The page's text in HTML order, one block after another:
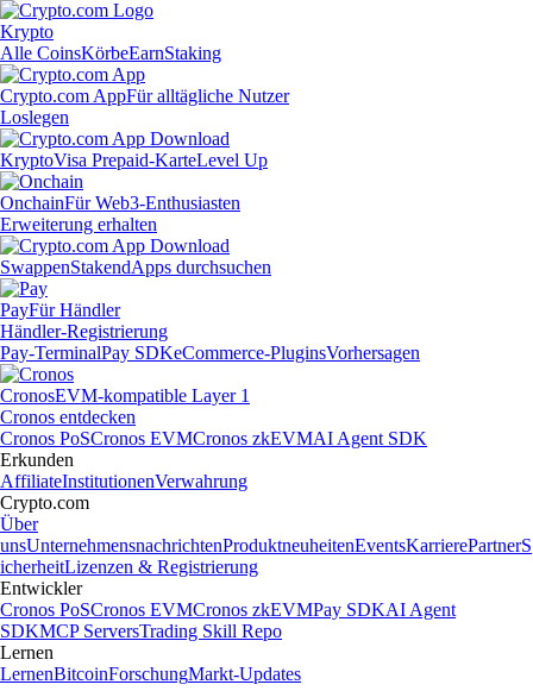
Krypto
Alle CoinsKörbeEarnStaking
Crypto.com AppFür alltägliche Nutzer
Loslegen
KryptoVisa Prepaid-KarteLevel Up
OnchainFür Web3-Enthusiasten
Erweiterung erhalten
SwappenStakendApps durchsuchen
PayFür Händler
Händler-Registrierung
Pay-TerminalPay SDKeCommerce-PluginsVorhersagen
CronosEVM-kompatible Layer 1
Cronos entdecken
Cronos PoSCronos EVMCronos zkEVMAI Agent SDK
Erkunden
AffiliateInstitutionenVerwahrung
Crypto.com
Über
unsUnternehmensnachrichtenProduktneuheitenEventsKarrierePartnerS
icherheitLizenzen & Registrierung
Entwickler
Cronos PoSCronos EVMCronos zkEVMPay SDKAI Agent
SDKMCP ServersTrading Skill Repo
Lernen
LernenBitcoinForschungMarkt-Updates